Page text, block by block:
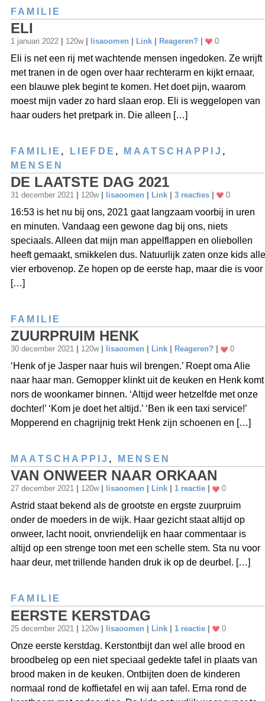
FAMILIE
ELI
1 januari 2022 120w lisaoomen Link Reageren? 0
Eli is net een rij met wachtende mensen ingedoken. Ze wrijft
met tranen in de ogen over haar rechterarm en kijkt ernaar,
een blauwe plek begint te komen. Het doet pijn, waarom
moest mijn vader zo hard slaan erop. Eli is weggelopen van
haar ouders het pretpark in. Die alleen […]
FAMILIE , LIEFDE , MAATSCHAPPIJ ,
MENSEN
DE LAATSTE DAG 2021
31 december 2021 120w lisaoomen Link 3 reacties 0
16:53 is het nu bij ons, 2021 gaat langzaam voorbij in uren
en minuten. Vandaag een gewone dag bij ons, niets
speciaals. Alleen dat mijn man appelflappen en oliebollen
heeft gemaakt, smikkelen dus. Natuurlijk zaten onze kids alle
vier erbovenop. Ze hopen op de eerste hap, maar die is voor
[…]
FAMILIE
ZUURPRUIM HENK
30 december 2021 120w lisaoomen Link Reageren? 0
‘Henk of je Jasper naar huis wil brengen.’ Roept oma Alie
naar haar man. Gemopper klinkt uit de keuken en Henk komt
nors de woonkamer binnen. ‘Altijd weer hetzelfde met onze
dochter!’ ‘Kom je doet het altijd.’ ‘Ben ik een taxi service!’
Mopperend en chagrijnig trekt Henk zijn schoenen en […]
MAATSCHAPPIJ , MENSEN
VAN ONWEER NAAR ORKAAN
27 december 2021 120w lisaoomen Link 1 reactie 0
Astrid staat bekend als de grootste en ergste zuurpruim
onder de moeders in de wijk. Haar gezicht staat altijd op
onweer, lacht nooit, onvriendelijk en haar commentaar is
altijd op een strenge toon met een schelle stem. Sta nu voor
haar deur, met trillende handen druk ik op de deurbel. […]
FAMILIE
EERSTE KERSTDAG
25 december 2021 | 120w | lisaoomen | Link | 1 reactie | 0
Onze eerste kerstdag. Kerstontbijt dan wel alle brood en
broodbeleg op een niet speciaal gedekte tafel in plaats van
brood maken in de keuken. Ontbijten doen de kinderen
normaal rond de koffietafel en wij aan tafel. Erna rond de